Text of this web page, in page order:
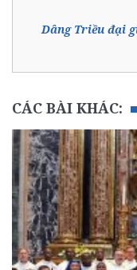
Dâng Triều đại
CÁC BÀI KHÁC: